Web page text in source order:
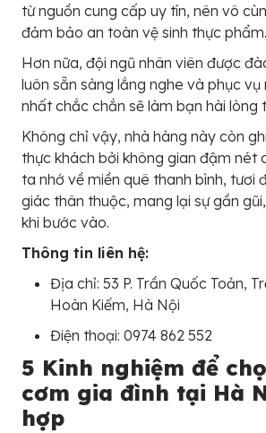
từ nguồn cung cấp uy tín, nên vô
đảm bảo an toàn vệ sinh thực phẩm.
Hơn nữa, đội ngũ nhân viên được
luôn sẵn sàng lắng nghe và phục
nhất chắc chắn sẽ làm bạn hài lòng
Không chỉ vậy, nhà hàng này còn
thực khách bởi không gian đậm nét
ta nhớ về miền quê thanh bình, tươi
giác thân thuộc, mang lại sự gần
khi bước vào.
Thông tin liên hệ:
Địa chỉ: 53 P. Trần Quốc Toản,
Hoàn Kiếm, Hà Nội
Điện thoại: 0974 862 552
5 Kinh nghiệm để
cơm gia đình tại Hà
hợp